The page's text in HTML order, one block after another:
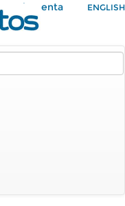
Mi Cuenta ENGLISH